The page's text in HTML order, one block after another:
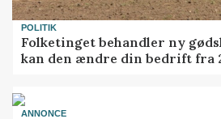
POLITIK
Folketinget behandler ny
kan den ændre din bedrift fra
ANNONCE